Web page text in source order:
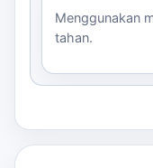
Menggunakan
tahan.